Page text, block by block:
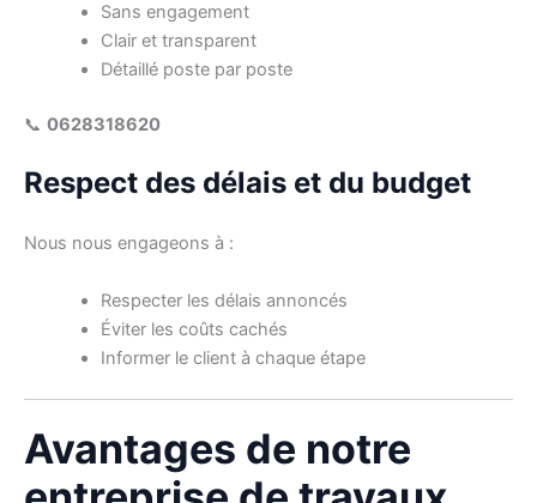
Sans engagement
Clair et transparent
Détaillé poste par poste
📞 0628318620
Respect des délais et du budget
Nous nous engageons à :
Respecter les délais annoncés
Éviter les coûts cachés
Informer le client à chaque étape
Avantages de notre